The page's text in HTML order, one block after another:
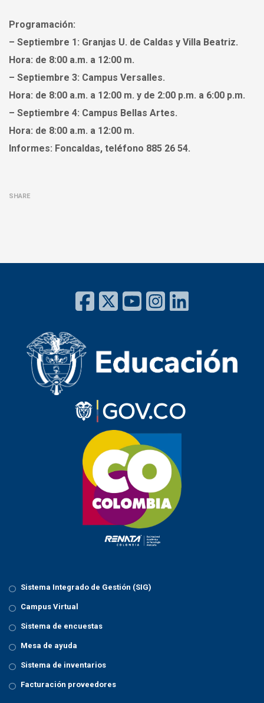
Programación:
– Septiembre 1: Granjas U. de Caldas y Villa Beatriz.
Hora: de 8:00 a.m. a 12:00 m.
– Septiembre 3: Campus Versalles.
Hora: de 8:00 a.m. a 12:00 m. y de 2:00 p.m. a 6:00 p.m.
– Septiembre 4: Campus Bellas Artes.
Hora: de 8:00 a.m. a 12:00 m.
Informes: Foncaldas, teléfono 885 26 54.
SHARE
Sistema Integrado de Gestión (SIG)
Campus Virtual
Sistema de encuestas
Mesa de ayuda
Sistema de inventarios
Facturación proveedores